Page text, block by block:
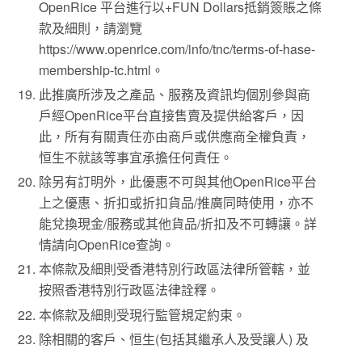
OpenRice 平台進行以+FUN Dollars抵銷簽賬之條
款及細則，請瀏覽
https://www.openrice.com/info/tnc/terms-of-hase-
membership-tc.html。
此推廣所涉及之產品、服務及資訊均個別參與商
戶經OpenRice平台直接售賣及提供給客戶，因
此，所有有關責任亦由商戶或供應商全權負責，
恒生不就該等事宜承擔任何責任。
除另有訂明外，此優惠不可與其他OpenRice平台
上之優惠、折扣或折扣貨品/推廣同時使用，亦不
能兌換現金/服務或其他貨品/折扣及不可轉讓。詳
情請向OpenRice查詢。
本條款及細則受香港特別行政區法律所管轄，並
按照香港特別行政區法律詮釋。
本條款及細則受現行監管規定約束。
除相關的客戶、恒生(包括其繼承人及受讓人) 及